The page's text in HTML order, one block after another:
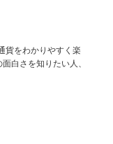
貨をわかりやすく楽
白さを知りたい人、